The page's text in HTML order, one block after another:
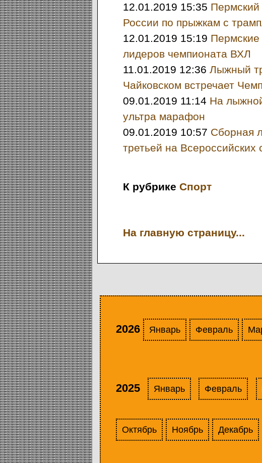
12.01.2019 15:35
России по прыжкам с
12.01.2019 15:19 Пермские
лидеров чемпионата ВХЛ
11.01.2019 12:36 Лыжный
Чайковском встречает
09.01.2019 11:14 На
ультра марафон
09.01.2019 10:57 Сборная
третьей на Всероссийских
К рубрике Спорт
На главную страницу...
2026 Январь Февраль
2025 Январь Февраль
Октябрь Ноябрь Декабрь